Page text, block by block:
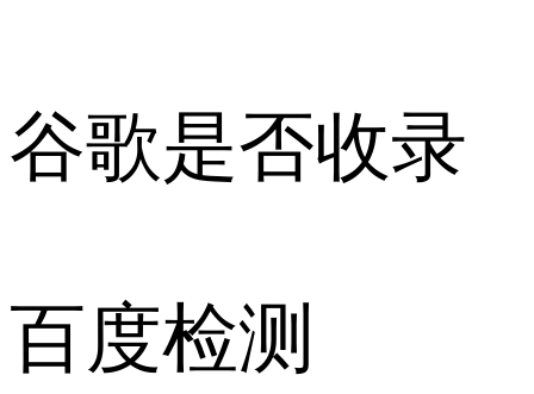
谷歌是否收录
百度检测